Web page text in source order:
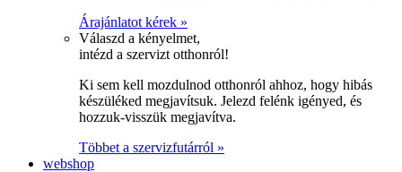
Árajánlatot kérek »
Válaszd a kényelmet,
intézd a szervizt otthonról!
Ki sem kell mozdulnod otthonról ahhoz, hogy hibás
készüléked megjavítsuk. Jelezd felénk igényed, és
hozzuk-visszük megjavítva.
Többet a szervizfutárról »
webshop